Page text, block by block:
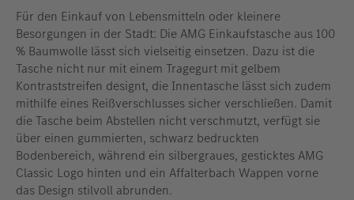
Für den Einkauf von Lebensmitteln oder kleinere
Besorgungen in der Stadt: Die AMG Einkaufstasche aus 100
% Baumwolle lässt sich vielseitig einsetzen. Dazu ist die
Tasche nicht nur mit einem Tragegurt mit gelbem
Kontraststreifen designt, die Innentasche lässt sich zudem
mithilfe eines Reißverschlusses sicher verschließen. Damit
die Tasche beim Abstellen nicht verschmutzt, verfügt sie
über einen gummierten, schwarz bedruckten
Bodenbereich, während ein silbergraues, gesticktes AMG
Classic Logo hinten und ein Affalterbach Wappen vorne
das Design stilvoll abrunden.